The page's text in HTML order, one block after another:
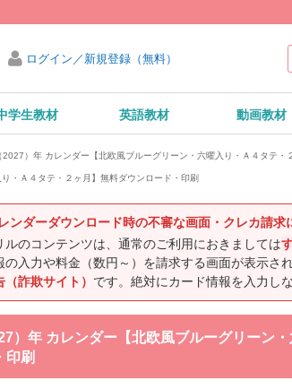
ログイン／新規登録（無料）
学生教材 英語教材 動画教材
）年 カレンダー【北欧風ブルーグリーン・六曜入り・Ａ４タテ・
・Ａ４タテ・２ヶ月】無料ダウンロード・印刷
ンダーダウンロード時の不審な画面・クレカ請求
ルのコンテンツは、通常のご利用におきましては
の入力や料金（数円～）を請求する画面が表示さ
詐欺サイト） です。絶対にカード情報を入力し
）年 カレンダー【北欧風ブルーグリーン
印刷